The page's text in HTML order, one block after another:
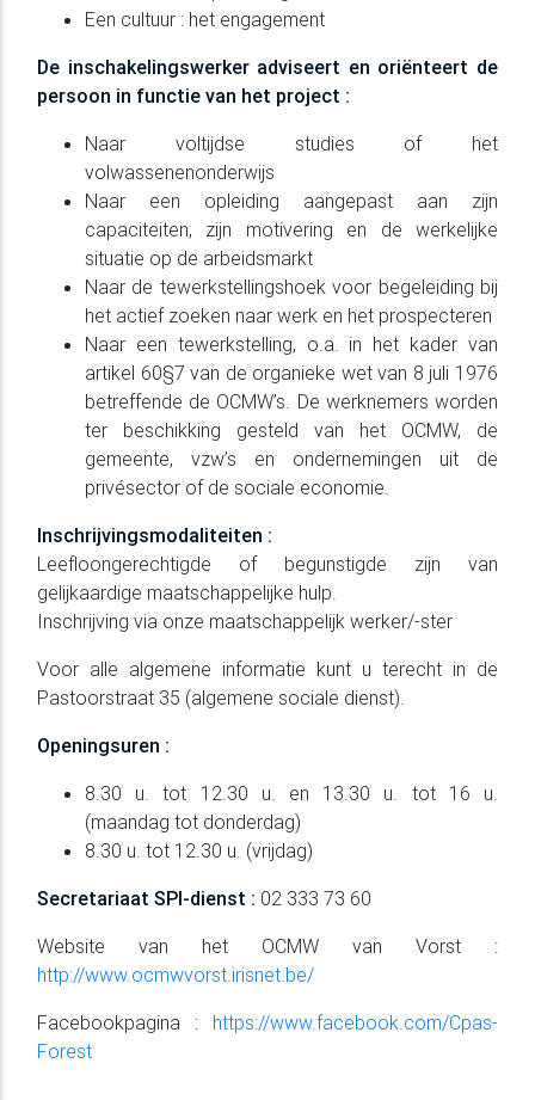
Een cultuur : het engagement
De inschakelingswerker adviseert en oriënteert de
persoon in functie van het project :
Naar voltijdse studies of het
volwassenenonderwijs
Naar een opleiding aangepast aan zijn
capaciteiten, zijn motivering en de werkelijke
situatie op de arbeidsmarkt
Naar de tewerkstellingshoek voor begeleiding bij
het actief zoeken naar werk en het prospecteren
Naar een tewerkstelling, o.a. in het kader van
artikel 60§7 van de organieke wet van 8 juli 1976
betreffende de OCMW’s. De werknemers worden
ter beschikking gesteld van het OCMW, de
gemeente, vzw’s en ondernemingen uit de
privésector of de sociale economie.
Inschrijvingsmodaliteiten :
Leefloongerechtigde of begunstigde zijn van
gelijkaardige maatschappelijke hulp.
Inschrijving via onze maatschappelijk werker/-ster
Voor alle algemene informatie kunt u terecht in de
Pastoorstraat 35 (algemene sociale dienst).
Openingsuren :
8.30 u. tot 12.30 u. en 13.30 u. tot 16 u.
(maandag tot donderdag)
8.30 u. tot 12.30 u. (vrijdag)
Secretariaat SPI-dienst : 02 333 73 60
Website van het OCMW van Vorst :
http://www.ocmwvorst.irisnet.be/
Facebookpagina : https://www.facebook.com/Cpas-
Forest